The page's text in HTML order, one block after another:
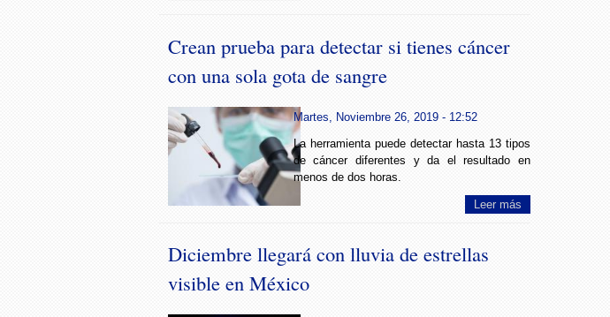
Crean prueba para detectar si tienes cáncer
con una sola gota de sangre
Martes, Noviembre 26, 2019 - 12:52
La herramienta puede detectar hasta 13 tipos
de cáncer diferentes y da el resultado en
menos de dos horas.
Leer más
Diciembre llegará con lluvia de estrellas
visible en México